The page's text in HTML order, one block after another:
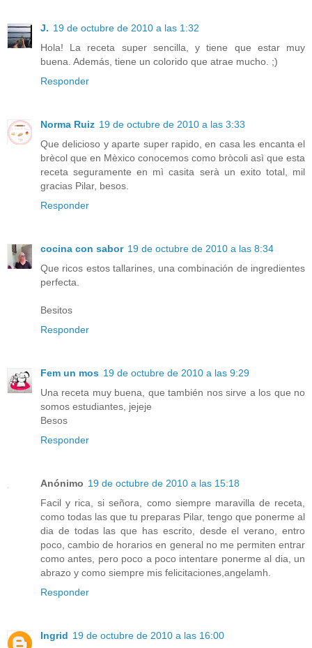
J. 19 de octubre de 2010 a las 1:32
Hola! La receta super sencilla, y tiene que estar muy
buena. Además, tiene un colorido que atrae mucho. ;)
Responder
Norma Ruiz 19 de octubre de 2010 a las 3:33
Que delicioso y aparte super rapido, en casa les encanta el
brècol que en Mèxico conocemos como bròcoli asì que esta
receta seguramente en mì casita serà un exito total, mil
gracias Pilar, besos.
Responder
cocina con sabor 19 de octubre de 2010 a las 8:34
Que ricos estos tallarines, una combinación de ingredientes
perfecta.
Besitos
Responder
Fem un mos 19 de octubre de 2010 a las 9:29
Una receta muy buena, que también nos sirve a los que no
somos estudiantes, jejeje
Besos
Responder
Anónimo 19 de octubre de 2010 a las 15:18
Facil y rica, si señora, como siempre maravilla de receta,
como todas las que tu preparas Pilar, tengo que ponerme al
dia de todas las que has escrito, desde el verano, entro
poco, cambio de horarios en general no me permiten entrar
como antes, pero poco a poco intentare ponerme al dia, un
abrazo y como siempre mis felicitaciones,angelamh.
Responder
Ingrid 19 de octubre de 2010 a las 16:00